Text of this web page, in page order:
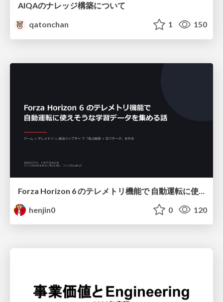
AIQAのナレッジ構築について
qatonchan
1 150
henjin0
0 120